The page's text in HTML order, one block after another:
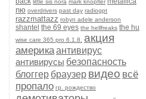
little sis nora mark knopfler
nю overdrivers past day radiogpt
razzmattazz robyn adele anderson
shantel the 69 eyes the hellfreaks the hu
wise care 365 pro 6.1.8. акция
америкаантивирус
антивирусы безопасность
блоггер браузер видео всё
пропало гр. рождество